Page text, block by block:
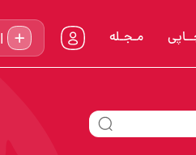
مـجـله